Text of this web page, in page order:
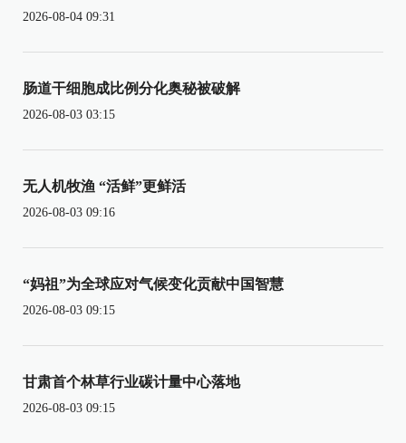
2026-08-04 09:31
肠道干细胞成比例分化奥秘被破解
2026-08-03 03:15
无人机牧渔 “活鲜”更鲜活
2026-08-03 09:16
“妈祖”为全球应对气候变化贡献中国智慧
2026-08-03 09:15
甘肃首个林草行业碳计量中心落地
2026-08-03 09:15